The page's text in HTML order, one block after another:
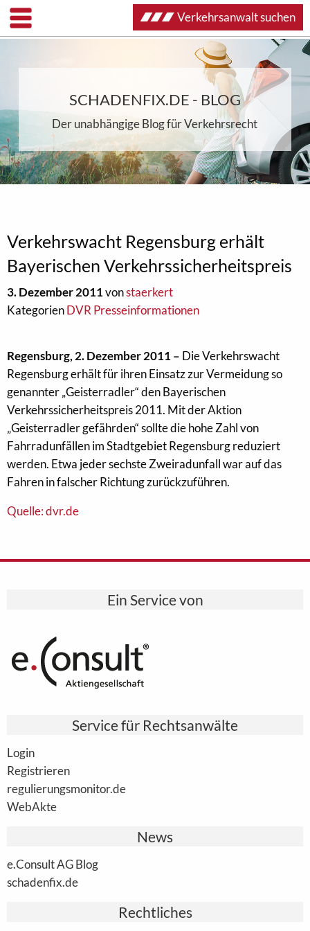
SCHADENFIX.DE - BLOG
Der unabhängige Blog für Verkehrsrecht
Verkehrswacht Regensburg erhält
Bayerischen Verkehrssicherheitspreis
3. Dezember 2011vonstaerkert
KategorienDVR Presseinformationen
Regensburg, 2. Dezember 2011 – Die Verkehrswacht
Regensburg erhält für ihren Einsatz zur Vermeidung so
genannter „Geisterradler“ den Bayerischen
Verkehrssicherheitspreis 2011. Mit der Aktion
„Geisterradler gefährden“ sollte die hohe Zahl von
Fahrradunfällen im Stadtgebiet Regensburg reduziert
werden. Etwa jeder sechste Zweiradunfall war auf das
Fahren in falscher Richtung zurückzuführen.
Quelle: dvr.de
Ein Service von
Service für Rechtsanwälte
Login
Registrieren
regulierungsmonitor.de
WebAkte
News
e.Consult AG Blog
schadenfix.de
Rechtliches
Verkehrsanwalt suchen